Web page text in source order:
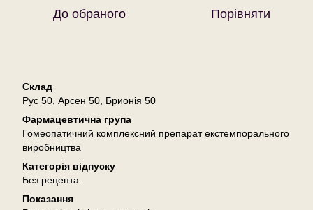
До обраного Порівняти
Склад
Рус 50, Арсен 50, Брионія 50
Фармацевтична група
Гомеопатичний комплексний препарат екстемпорального
виробництва
Категорія відпуску
Без рецепта
Показання